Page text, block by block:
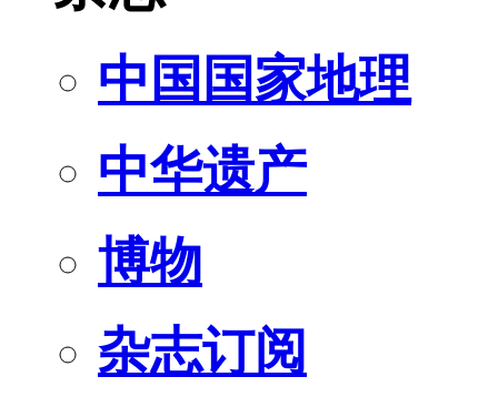
中国国家地理
中华遗产
博物
杂志订阅